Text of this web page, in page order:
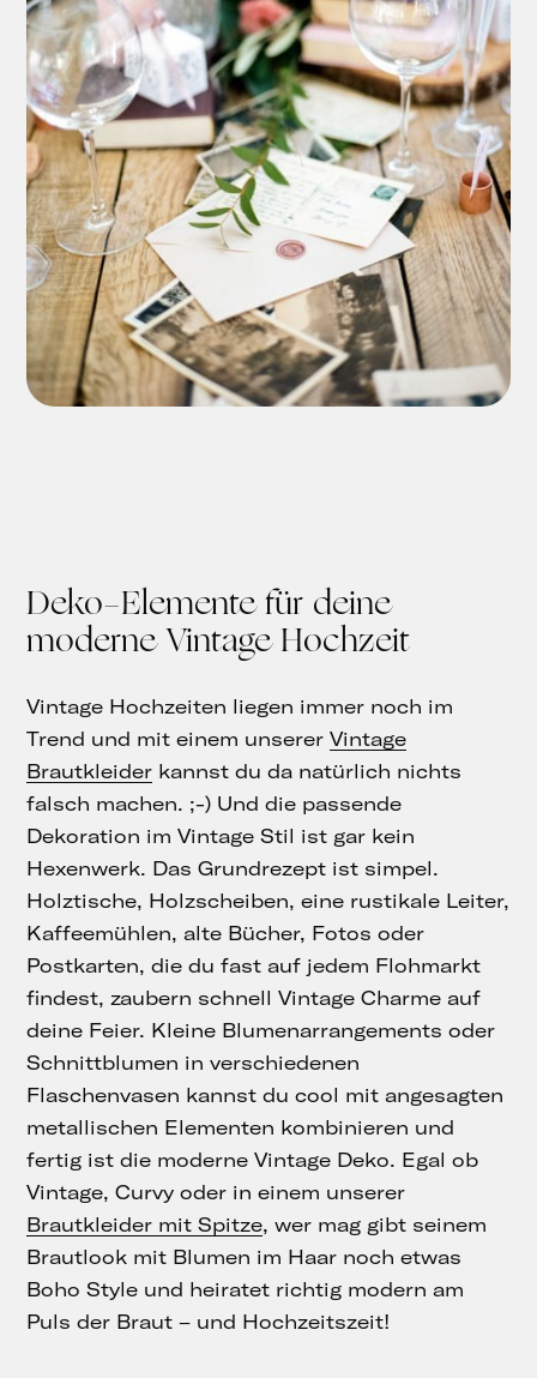
Deko-Elemente für deine
moderne Vintage Hochzeit
Vintage Hochzeiten liegen immer noch im
Trend und mit einem unsererVintage
Brautkleider kannst du da natürlich nichts
falsch machen. ;-) Und die passende
Dekoration im Vintage Stil ist gar kein
Hexenwerk. Das Grundrezept ist simpel.
Holztische, Holzscheiben, eine rustikale Leiter,
Kaffeemühlen, alte Bücher, Fotos oder
Postkarten, die du fast auf jedem Flohmarkt
findest, zaubern schnell Vintage Charme auf
deine Feier. Kleine Blumenarrangements oder
Schnittblumen in verschiedenen
Flaschenvasen kannst du cool mit angesagten
metallischen Elementen kombinieren und
fertig ist die moderne Vintage Deko. Egal ob
Vintage, Curvy oder in einem unserer
Brautkleider mit Spitze, wer mag gibt seinem
Brautlook mit Blumen im Haar noch etwas
Boho Style und heiratet richtig modern am
Puls der Braut – und Hochzeitszeit!